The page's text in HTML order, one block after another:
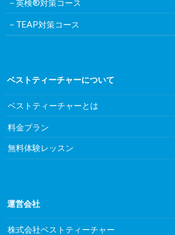
英検®対策コース
TEAP対策コース
ベストティーチャーについて
ベストティーチャーとは
料金プラン
無料体験レッスン
運営会社
株式会社ベストティーチャー